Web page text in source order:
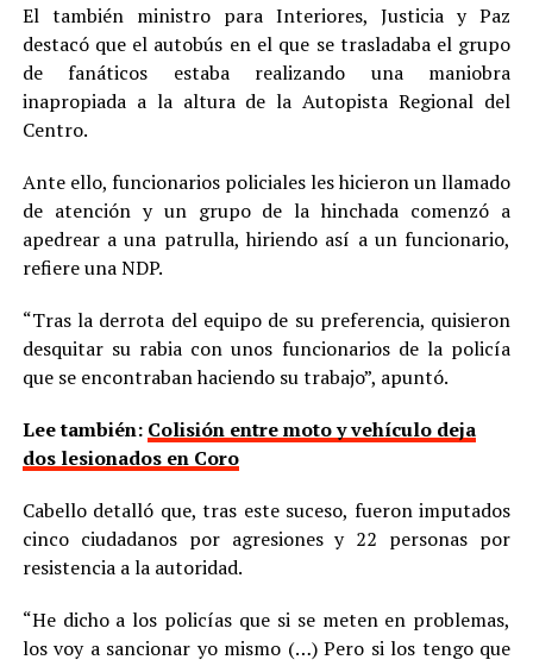
El también ministro para Interiores, Justicia y Paz
destacó que el autobús en el que se trasladaba el grupo
de fanáticos estaba realizando una maniobra
inapropiada a la altura de la Autopista Regional del
Centro.
Ante ello, funcionarios policiales les hicieron un llamado
de atención y un grupo de la hinchada comenzó a
apedrear a una patrulla, hiriendo así a un funcionario,
refiere una NDP.
“Tras la derrota del equipo de su preferencia, quisieron
desquitar su rabia con unos funcionarios de la policía
que se encontraban haciendo su trabajo”, apuntó.
Lee también: Colisión entre moto y vehículo deja
dos lesionados en Coro
Cabello detalló que, tras este suceso, fueron imputados
cinco ciudadanos por agresiones y 22 personas por
resistencia a la autoridad.
“He dicho a los policías que si se meten en problemas,
los voy a sancionar yo mismo (…) Pero si los tengo que